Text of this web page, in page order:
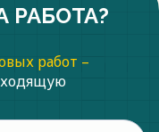
РАБОТА?
работ –